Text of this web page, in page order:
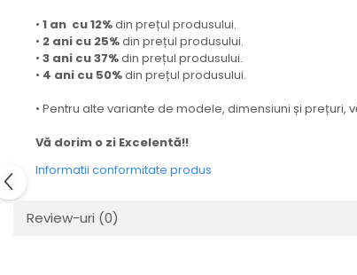
• 1 an cu 12%din prețul produsului.
• 2 ani cu 25%din prețul produsului.
• 3 ani cu 37%din prețul produsului.
• 4 ani cu 50%din prețul produsului.
• Pentru alte variante de modele, dimensiuni și
Vă dorim o zi Excelentă!!
Informatii conformitate produs
Review-uri (0)